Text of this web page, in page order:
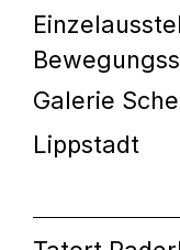
Galerie
Lippstadt